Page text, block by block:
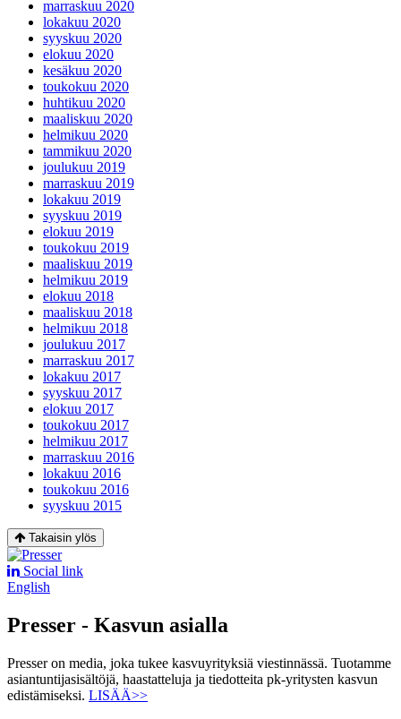
marraskuu 2020
lokakuu 2020
syyskuu 2020
elokuu 2020
kesäkuu 2020
toukokuu 2020
huhtikuu 2020
maaliskuu 2020
helmikuu 2020
tammikuu 2020
joulukuu 2019
marraskuu 2019
lokakuu 2019
syyskuu 2019
elokuu 2019
toukokuu 2019
maaliskuu 2019
helmikuu 2019
elokuu 2018
maaliskuu 2018
helmikuu 2018
joulukuu 2017
marraskuu 2017
lokakuu 2017
syyskuu 2017
elokuu 2017
toukokuu 2017
helmikuu 2017
marraskuu 2016
lokakuu 2016
toukokuu 2016
syyskuu 2015
Takaisin ylös
Social link
English
Presser - Kasvun asialla
Presser on media, joka tukee kasvuyrityksiä viestinnässä. Tuotamme
asiantuntijasisältöjä, haastatteluja ja tiedotteita pk-yritysten kasvun
edistämiseksi. LISÄÄ>>